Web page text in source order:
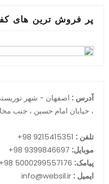
پر فروش ترین های
آدرس : اصفهان - شهر
، خیابان امام حسین ، جنب
تلفن :
موبایل:
پیامک:
ایمیل :